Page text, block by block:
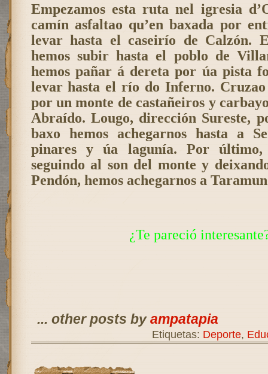
Empezamos esta ruta nel igresia
camín asfaltao qu’en baxada por
levar hasta el caseirío de Calzón.
hemos subir hasta el poblo de
hemos pañar á dereta por úa pista
levar hasta el río do Inferno. Cruzao
por un monte de castañeiros y
Abraído. Lougo, dirección Sureste,
baxo hemos achegarnos hasta a
pinares y úa lagunía. Por último,
seguindo al son del monte y
Pendón, hemos achegarnos a
¿Te pareció
... other posts byampatapia
Etiquetas: Deporte,